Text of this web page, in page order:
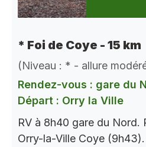
* Foi de Coye - 15 km
(Niveau : * - allure
Rendez-vous : gare du
Départ : Orry la Ville
RV à 8h40 gare du Nord.
Orry-la-Ville Coye